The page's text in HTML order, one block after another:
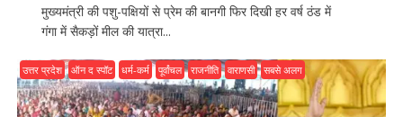
मुख्यमंत्री की पशु-पक्षियों से प्रेम की बानगी फिर दिखी हर वर्ष ठंड में
गंगा में सैकड़ों मील की यात्रा...
उत्तर प्रदेश ऑन द स्पॉट धर्म-कर्म पूर्वांचल राजनीति वाराणसी सबसे अलग